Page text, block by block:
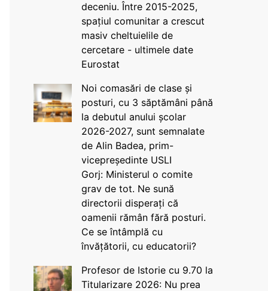
deceniu. Între 2015-2025,
spațiul comunitar a crescut
masiv cheltuielile de
cercetare - ultimele date
Eurostat
Noi comasări de clase și
posturi, cu 3 săptămâni până
la debutul anului școlar
2026-2027, sunt semnalate
de Alin Badea, prim-
vicepreședinte USLI
Gorj: Ministerul o comite
grav de tot. Ne sună
directorii disperați că
oamenii rămân fără posturi.
Ce se întâmplă cu
învățătorii, cu educatorii?
Profesor de Istorie cu 9.70 la
Titularizare 2026: Nu prea